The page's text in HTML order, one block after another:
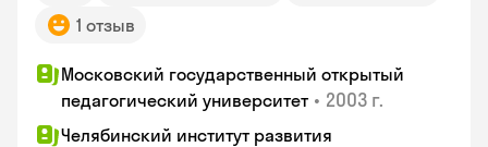
1 отзыв
Московский государственный открытый
педагогический университет • 2003 г.
Челябинский институт развития